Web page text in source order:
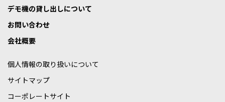
デモ機の貸し出しについて
お問い合わせ
会社概要
個人情報の取り扱いについて
サイトマップ
コーポレートサイト